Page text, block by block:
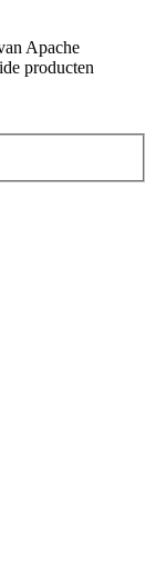
Apache
producten